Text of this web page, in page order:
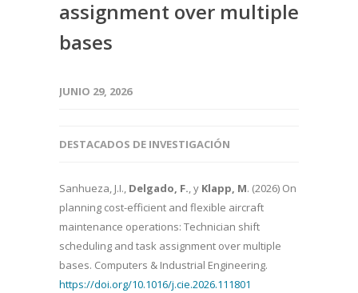
assignment over multiple
bases
JUNIO 29, 2026
DESTACADOS DE INVESTIGACIÓN
Sanhueza, J.I., Delgado, F., y Klapp, M. (2026) On
planning cost-efficient and flexible aircraft
maintenance operations: Technician shift
scheduling and task assignment over multiple
bases. Computers & Industrial Engineering.
https://doi.org/10.1016/j.cie.2026.111801